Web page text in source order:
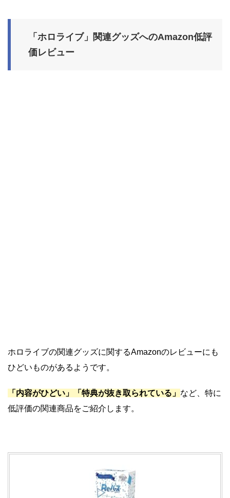
「ホロライブ」関連グッズへのAmazon低評
価レビュー
ホロライブの関連グッズに関するAmazonのレビューにも
ひどいものがあるようです。
「内容がひどい」「特典が抜き取られている」 など、特に
低評価の関連商品をご紹介します。